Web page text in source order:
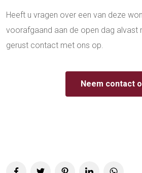
Heeft u vragen over een van deze
voorafgaand aan de open dag alvast
gerust contact met ons op.
Neem contact